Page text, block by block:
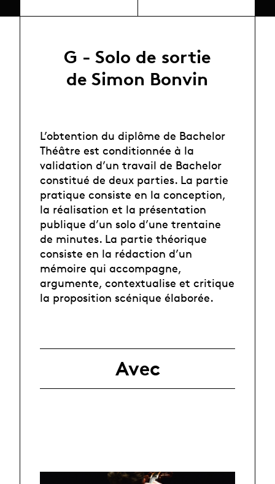
G - Solo de sortie
de Simon Bonvin
L’obtention du diplôme de Bachelor
Théâtre est conditionnée à la
validation d’un travail de Bachelor
constitué de deux parties. La partie
pratique consiste en la conception,
la réalisation et la présentation
publique d’un solo d’une trentaine
de minutes. La partie théorique
consiste en la rédaction d’un
mémoire qui accompagne,
argumente, contextualise et critique
la proposition scénique élaborée.
Avec